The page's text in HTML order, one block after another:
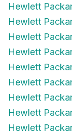
Hewlett
Hewlett
Hewlett
Hewlett
Hewlett
Hewlett
Hewlett
Hewlett
Hewlett